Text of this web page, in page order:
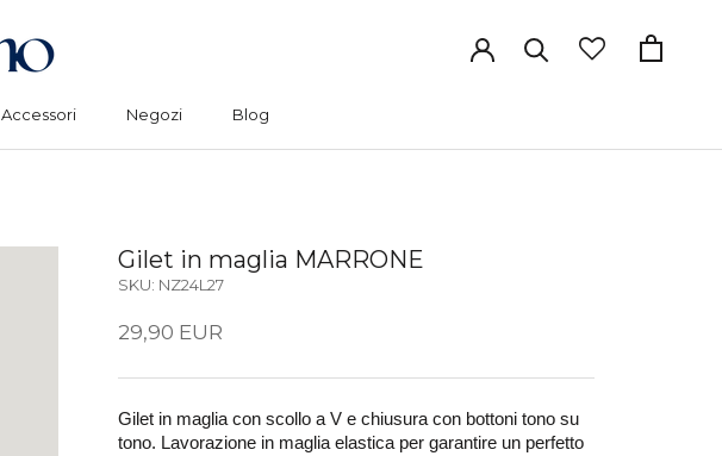
Accessori
Negozi
Blog
Gilet in maglia MARRONE
SKU: NZ24L27
29,90 EUR
Gilet in maglia con scollo a V e chiusura con bottoni tono su
tono. Lavorazione in maglia elastica per garantire un perfetto